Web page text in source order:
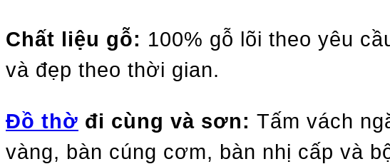
Chất liệu gỗ: 100% gỗ lõi theo yêu
và đẹp theo thời gian.
Đồ thờ đi cùng và sơn: Tấm vách
vàng, bàn cúng cơm, bàn nhị cấp và